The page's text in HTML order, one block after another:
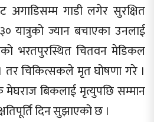
गाडी लगेर सुरक्षित
यात्रुको ज्यान बचाएका उनलाई
भरतपुरस्थित चितवन मेडिकल
तर चिकित्सकले मृत घोषणा गरे ।
बिकलाई मृत्युपछि सम्मान
दिन सुझाएको छ ।